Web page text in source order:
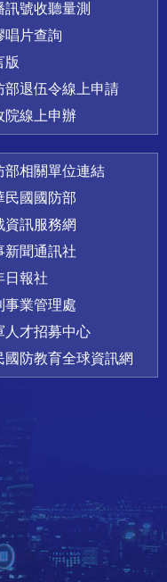
訊號收聽量測
唱片查詢
版
部退伍令線上申請
院線上申辦
部相關單位連結
民國國防部
資訊服務網
新聞通訊社
日報社
事業管理處
人才招募中心
國防教育全球資訊網